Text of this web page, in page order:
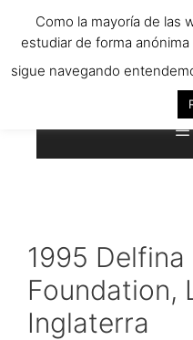
1995
Foundation,
Inglaterra
Como la mayoría de las
estudiar de forma
sigue navegando